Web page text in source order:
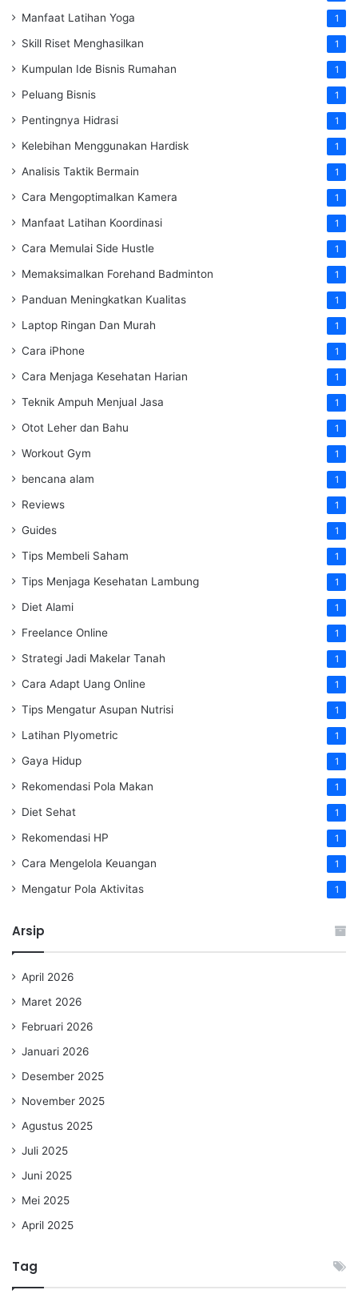
Manfaat Latihan Yoga 1
Skill Riset Menghasilkan 1
Kumpulan Ide Bisnis Rumahan 1
Peluang Bisnis 1
Pentingnya Hidrasi 1
Kelebihan Menggunakan Hardisk 1
Analisis Taktik Bermain 1
Cara Mengoptimalkan Kamera 1
Manfaat Latihan Koordinasi 1
Cara Memulai Side Hustle 1
Memaksimalkan Forehand Badminton 1
Panduan Meningkatkan Kualitas 1
Laptop Ringan Dan Murah 1
Cara iPhone 1
Cara Menjaga Kesehatan Harian 1
Teknik Ampuh Menjual Jasa 1
Otot Leher dan Bahu 1
Workout Gym 1
bencana alam 1
Reviews 1
Guides 1
Tips Membeli Saham 1
Tips Menjaga Kesehatan Lambung 1
Diet Alami 1
Freelance Online 1
Strategi Jadi Makelar Tanah 1
Cara Adapt Uang Online 1
Tips Mengatur Asupan Nutrisi 1
Latihan Plyometric 1
Gaya Hidup 1
Rekomendasi Pola Makan 1
Diet Sehat 1
Rekomendasi HP 1
Cara Mengelola Keuangan 1
Mengatur Pola Aktivitas 1
Arsip
April 2026
Maret 2026
Februari 2026
Januari 2026
Desember 2025
November 2025
Agustus 2025
Juli 2025
Juni 2025
Mei 2025
April 2025
Tag